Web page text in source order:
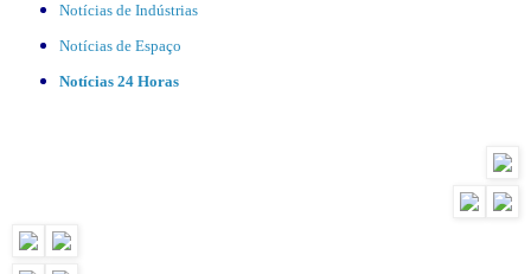
Notícias de Indústrias
Notícias de Espaço
Notícias 24 Horas